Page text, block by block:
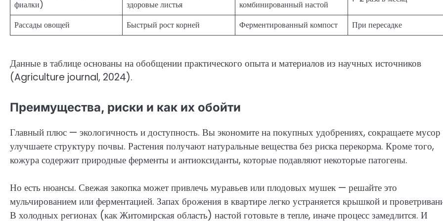
фиалки)
здоровые листья
комбинированный настой
Рассады овощей Быстрый рост корней Ферментированный компост При пересадке
Данные в таблице основаны на обобщении практического опыта и материалов из научных источников
(Agriculture journal, 2024).
Преимущества, риски и как их обойти
Главный плюс — экологичность и доступность. Вы экономите на покупных удобрениях, сокращаете
улучшаете структуру почвы. Растения получают натуральные вещества без риска перекорма. Кроме того,
кожура содержит природные ферменты и антиоксиданты, которые подавляют некоторые патогены.
Но есть нюансы. Свежая закопка может привлечь муравьев или плодовых мушек — решайте это
мульчированием или ферментацией. Запах брожения в квартире легко устраняется крышкой и
В холодных регионах (как Житомирская область) настой готовьте в тепле, иначе процесс замедлится. И